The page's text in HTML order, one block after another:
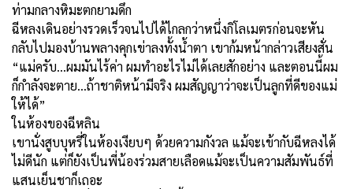
ท่ามกลางหิมะตกยามดึก
ฉีหลงเดินอย่างรวดเร็วจนไปได้ไกลกว่าหนึ่งกิโลเมตรก่อนจะหัน
กลับไปมองบ้านพลางคุกเข่าลงทั้งน้ำตา เขาก้มหน้ากล่าวเสียงสั่น
“แม่ครับ...ผมมันไร้ค่า ผมทำอะไรไม่ได้เลยสักอย่าง และตอนนี้ผม
ก็กำลังจะตาย...ถ้าชาติหน้ามีจริง ผมสัญญาว่าจะเป็นลูกที่ดีของแม่
ให้ได้”
ในห้องของฉีหลิน
เขานั่งสูบบุหรี่ในห้องเงียบๆ ด้วยความกังวล แม้จะเข้ากับฉีหลงได้
ไม่ดีนัก แต่ก็ยังเป็นพี่น้องร่วมสายเลือดแม้จะเป็นความสัมพันธ์ที่
แสนเย็นชาก็เถอะ